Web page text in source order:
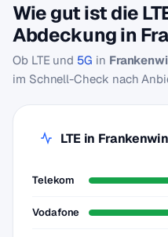
Wie gut ist die
Abdeckung in
Ob LTE und 5G in
im Schnell-Check nach
LTE in
Telekom
Vodafone